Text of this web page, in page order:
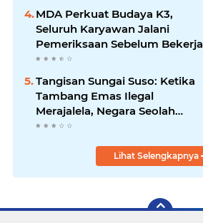
MDA Perkuat Budaya K3,
Seluruh Karyawan Jalani
Pemeriksaan Sebelum Bekerja
Tangisan Sungai Suso: Ketika
Tambang Emas Ilegal
Merajalela, Negara Seolah
Memilih Diam
Lihat Selengkapnya